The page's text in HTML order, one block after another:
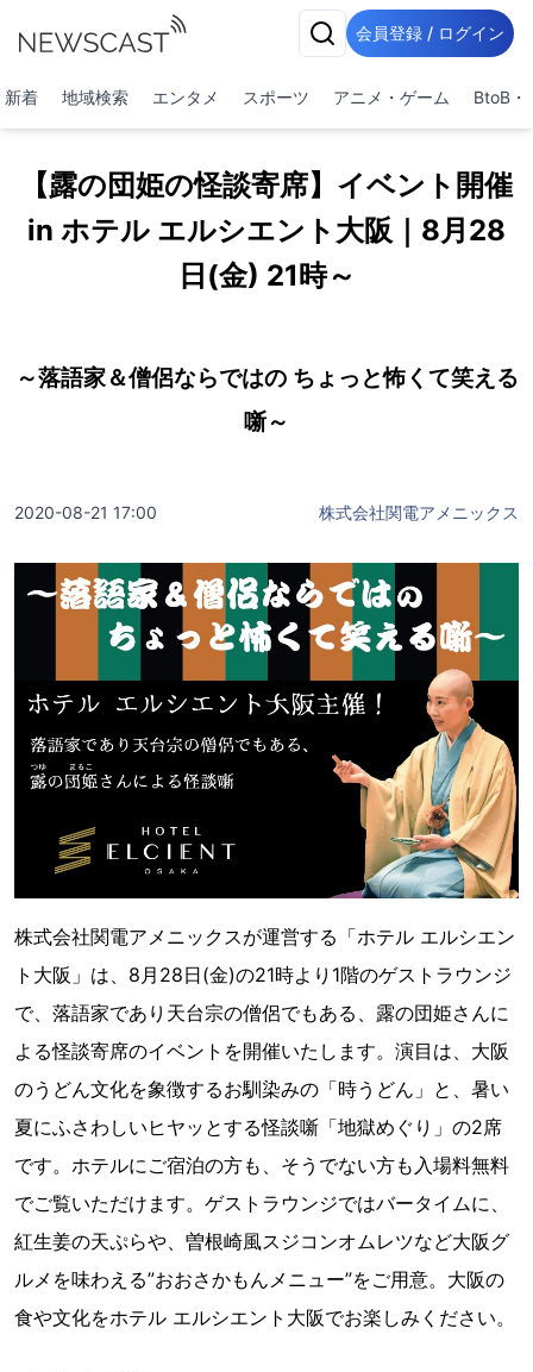
会員登録 / ログイン
新着 地域検索 エンタメ スポーツ アニメ・ゲーム BtoB・
【露の団姫の怪談寄席】イベント開催
in ホテル エルシエント大阪｜8月28
日(金) 21時～
～落語家＆僧侶ならではの ちょっと怖くて笑える
噺～
2020-08-21 17:00 株式会社関電アメニックス
株式会社関電アメニックスが運営する「ホテル エルシエン
ト大阪」は、8月28日(金)の21時より1階のゲストラウンジ
で、落語家であり天台宗の僧侶でもある、露の団姫さんに
よる怪談寄席のイベントを開催いたします。演目は、大阪
のうどん文化を象徴するお馴染みの「時うどん」と、暑い
夏にふさわしいヒヤッとする怪談噺「地獄めぐり」の2席
です。ホテルにご宿泊の方も、そうでない方も入場料無料
でご覧いただけます。ゲストラウンジではバータイムに、
紅生姜の天ぷらや、曽根崎風スジコンオムレツなど大阪グ
ルメを味わえる”おおさかもんメニュー”をご用意。大阪の
食や文化をホテル エルシエント大阪でお楽しみください。